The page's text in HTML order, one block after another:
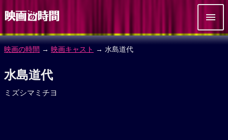
映画の時間 → 映画キャスト → 水島道代
水島道代
ミズシマミチヨ